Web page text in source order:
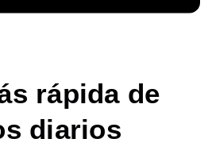
rápida de
diarios